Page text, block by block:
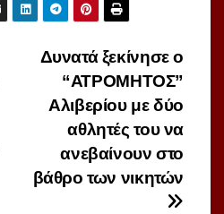
Δυνατά ξεκίνησε ο
“ΑΤΡΟΜΗΤΟΣ”
Αλιβερίου με δύο
αθλητές του να
ανεβαίνουν στο
βάθρο των νικητών